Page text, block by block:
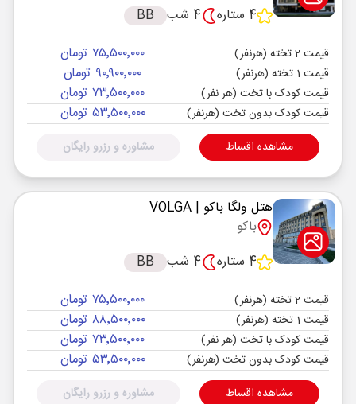
4 ستاره
4 شب BB
قیمت 2 تخته (هرنفر) ۷۵٬۵۰۰٬۰۰۰ تومان
قیمت 1 تخته (هرنفر) ۹۰٬۹۰۰٬۰۰۰ تومان
قیمت کودک با تخت (هر نفر) ۷۳٬۵۰۰٬۰۰۰ تومان
قیمت کودک بدون تخت (هرنفر) ۵۳٬۵۰۰٬۰۰۰ تومان
مشاهده اقساط مشاوره و رزرو رایگان
هتل ولگا باکو | VOLGA
باکو
4 ستاره
4 شب BB
قیمت 2 تخته (هرنفر) ۷۵٬۵۰۰٬۰۰۰ تومان
قیمت 1 تخته (هرنفر) ۸۸٬۵۰۰٬۰۰۰ تومان
قیمت کودک با تخت (هر نفر) ۷۳٬۵۰۰٬۰۰۰ تومان
قیمت کودک بدون تخت (هرنفر) ۵۳٬۵۰۰٬۰۰۰ تومان
مشاهده اقساط مشاوره و رزرو رایگان